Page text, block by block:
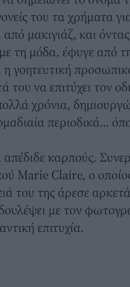
του τα χρήματα
μακιγιάζ, και
με τη μόδα, έφυγε από
γοητευτική
του να επιτύχει τον
χρόνια,
περιοδικά…
καρπούς.
Marie Claire, ο
του της άρεσε
με τον
επιτυχία.